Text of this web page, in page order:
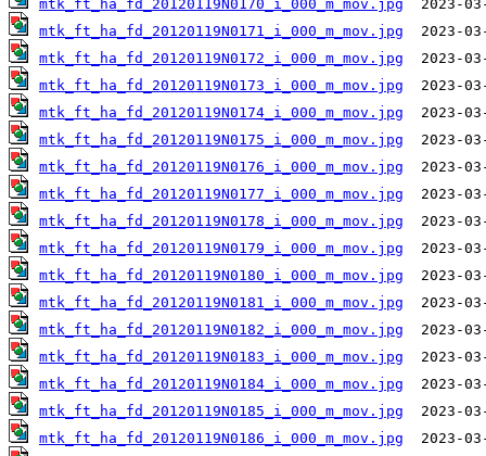
mtk_ft_ha_fd_20120119N0170_i_000_m_mov.jpg
mtk_ft_ha_fd_20120119N0171_i_000_m_mov.jpg
mtk_ft_ha_fd_20120119N0172_i_000_m_mov.jpg
mtk_ft_ha_fd_20120119N0173_i_000_m_mov.jpg
mtk_ft_ha_fd_20120119N0174_i_000_m_mov.jpg
mtk_ft_ha_fd_20120119N0175_i_000_m_mov.jpg
mtk_ft_ha_fd_20120119N0176_i_000_m_mov.jpg
mtk_ft_ha_fd_20120119N0177_i_000_m_mov.jpg
mtk_ft_ha_fd_20120119N0178_i_000_m_mov.jpg
mtk_ft_ha_fd_20120119N0179_i_000_m_mov.jpg
mtk_ft_ha_fd_20120119N0180_i_000_m_mov.jpg
mtk_ft_ha_fd_20120119N0181_i_000_m_mov.jpg
mtk_ft_ha_fd_20120119N0182_i_000_m_mov.jpg
mtk_ft_ha_fd_20120119N0183_i_000_m_mov.jpg
mtk_ft_ha_fd_20120119N0184_i_000_m_mov.jpg
mtk_ft_ha_fd_20120119N0185_i_000_m_mov.jpg
mtk_ft_ha_fd_20120119N0186_i_000_m_mov.jpg